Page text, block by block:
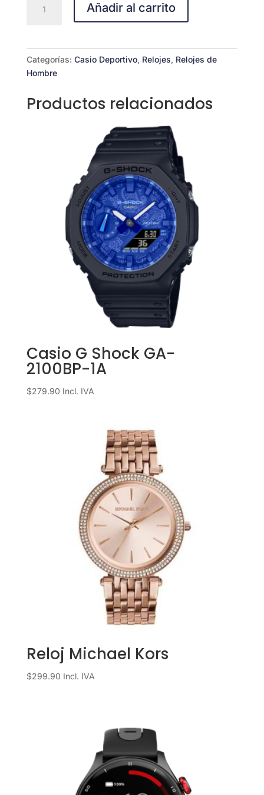
218H-
Añadir al carrito
Categorías: Casio Deportivo, Relojes, Relojes de
Hombre
Productos relacionados
Casio G Shock GA-
2100BP-1A
$279.90 Incl. IVA
Reloj Michael Kors
$299.90 Incl. IVA